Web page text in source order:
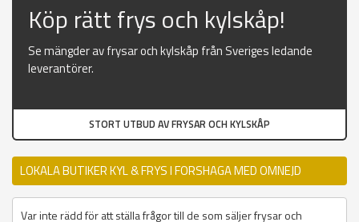
Köp rätt frys och kylskåp!
Se mängder av frysar och kylskåp från Sveriges ledande
leverantörer.
STORT UTBUD AV FRYSAR OCH KYLSKÅP
LOKALA BUTIKER KYL & FRYS I FORSHAGA MED OMNEJD
Var inte rädd för att ställa frågor till de som säljer frysar och